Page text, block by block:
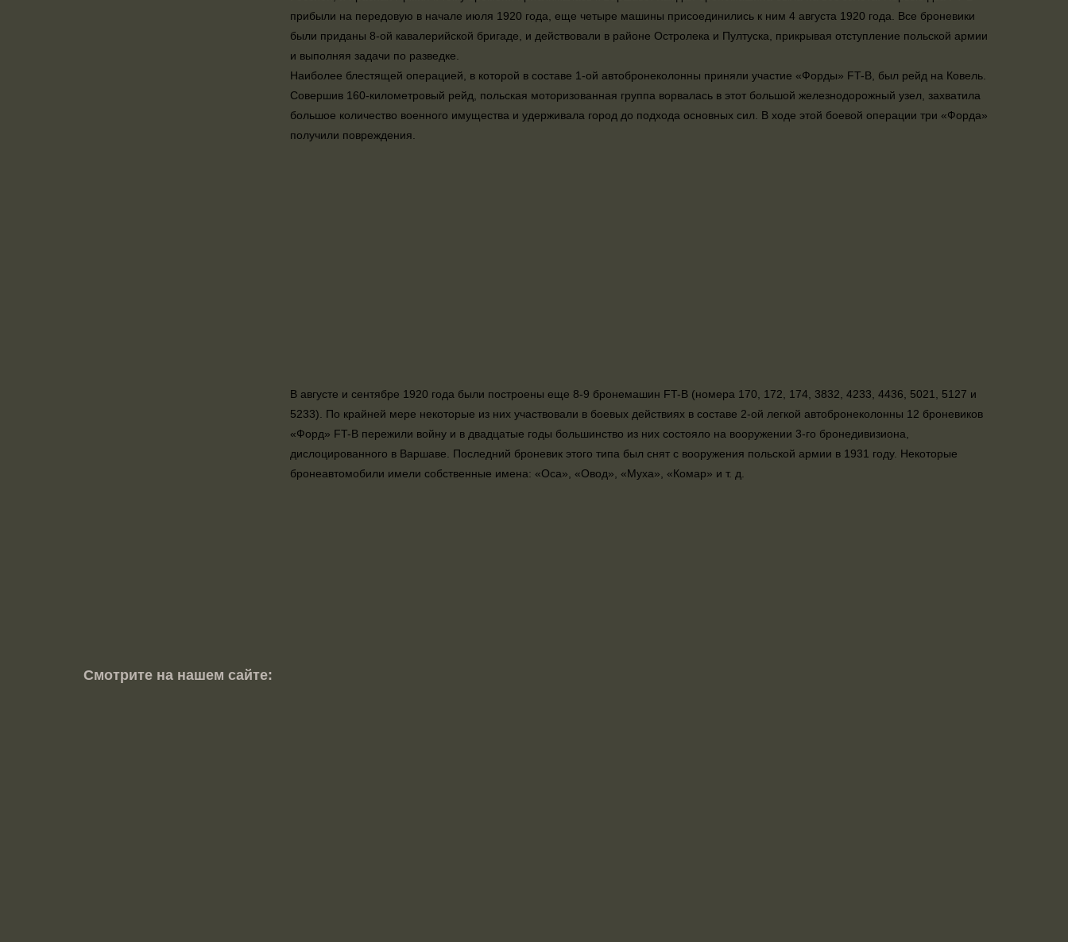
прибыли на передовую в начале июля 1920 года, еще четыре машины присоединились к ним 4 августа 1920 года. Все броневики
были приданы 8-ой кавалерийской бригаде, и действовали в районе Остролека и Пултуска, прикрывая отступление польской армии
и выполняя задачи по разведке.
Наиболее блестящей операцией, в которой в составе 1-ой автобронеколонны приняли участие «Форды» FT-B, был рейд на Ковель.
Совершив 160-километровый рейд, польская моторизованная группа ворвалась в этот большой железнодорожный узел, захватила
большое количество военного имущества и удерживала город до подхода основных сил. В ходе этой боевой операции три «Форда»
получили повреждения.
В августе и сентябре 1920 года были построены еще 8-9 бронемашин FT-B (номера 170, 172, 174, 3832, 4233, 4436, 5021, 5127 и
5233). По крайней мере некоторые из них участвовали в боевых действиях в составе 2-ой легкой автобронеколонны 12 броневиков
«Форд» FT-B пережили войну и в двадцатые годы большинство из них состояло на вооружении 3-го бронедивизиона,
дислоцированного в Варшаве. Последний броневик этого типа был снят с вооружения польской армии в 1931 году. Некоторые
бронеавтомобили имели собственные имена: «Оса», «Овод», «Муха», «Комар» и т. д.
Смотрите на нашем сайте: